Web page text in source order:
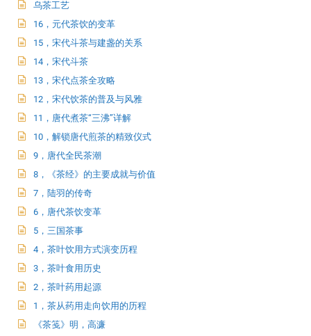
乌茶工艺
16，元代茶饮的变革
15，宋代斗茶与建盏的关系
14，宋代斗茶
13，宋代点茶全攻略
12，宋代饮茶的普及与风雅
11，唐代煮茶“三沸”详解
10，解锁唐代煎茶的精致仪式
9，唐代全民茶潮
8，《茶经》的主要成就与价值
7，陆羽的传奇
6，唐代茶饮变革
5，三国茶事
4，茶叶饮用方式演变历程
3，茶叶食用历史
2，茶叶药用起源
1，茶从药用走向饮用的历程
《茶笺》明，高濂